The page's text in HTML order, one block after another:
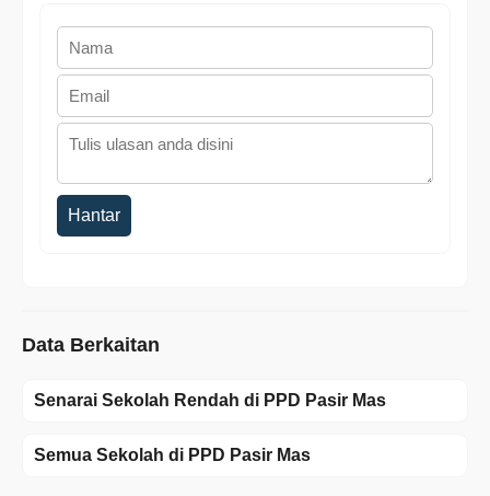
Hantar
Data Berkaitan
Senarai Sekolah Rendah di PPD Pasir Mas
Semua Sekolah di PPD Pasir Mas